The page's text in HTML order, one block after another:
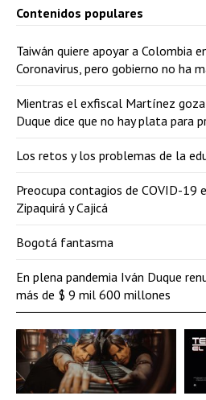
Contenidos populares
Taiwán quiere apoyar a Colombia
Coronavirus, pero gobierno no ha
Mientras el exfiscal Martínez
Duque dice que no hay plata para
Los retos y los problemas de la
Preocupa contagios de COVID-19
Zipaquirá y Cajicá
Bogotá fantasma
En plena pandemia Iván Duque
más de $ 9 mil 600 millones